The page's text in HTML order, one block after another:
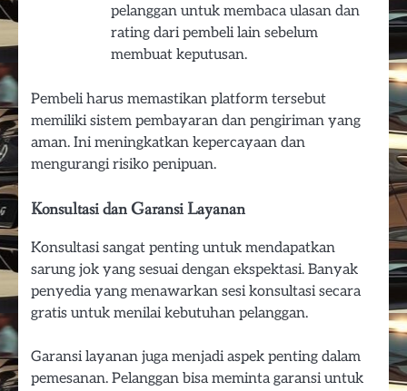
pelanggan untuk membaca ulasan dan
rating dari pembeli lain sebelum
membuat keputusan.
Pembeli harus memastikan platform tersebut
memiliki sistem pembayaran dan pengiriman yang
aman. Ini meningkatkan kepercayaan dan
mengurangi risiko penipuan.
Konsultasi dan Garansi Layanan
Konsultasi sangat penting untuk mendapatkan
sarung jok yang sesuai dengan ekspektasi. Banyak
penyedia yang menawarkan sesi konsultasi secara
gratis untuk menilai kebutuhan pelanggan.
Garansi layanan juga menjadi aspek penting dalam
pemesanan. Pelanggan bisa meminta garansi untuk